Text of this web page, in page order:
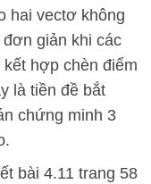
hai vectơ không
giản khi các
hợp chèn điểm
là tiền đề bắt
chứng minh 3
bài 4.11 trang 58